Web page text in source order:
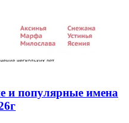
и популярные имена